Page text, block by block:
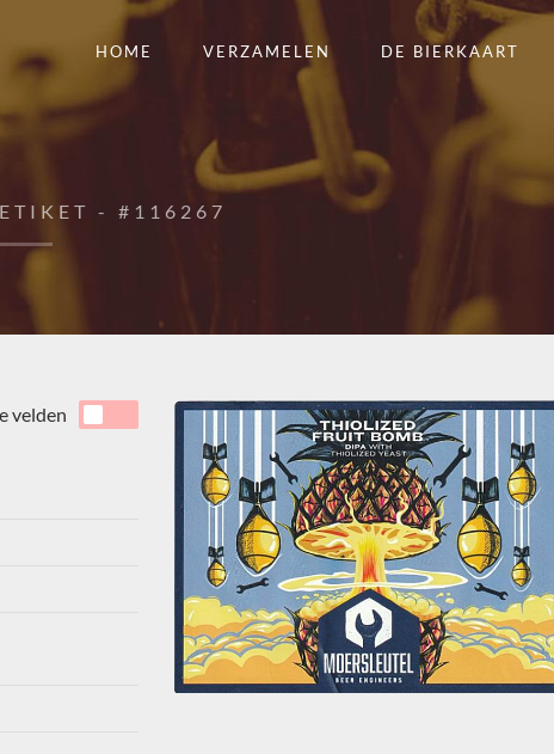
HOME VERZAMELEN DE BIERKAART
- #116267
velden